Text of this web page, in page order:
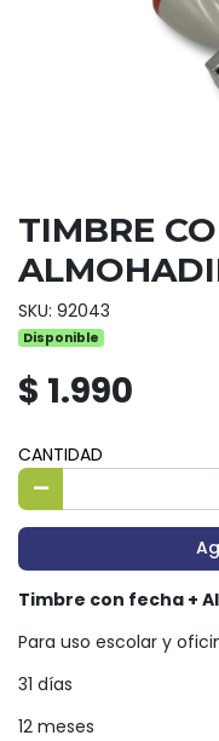
TIMBRE
SKU: 92043
Disponible
$ 1.990
CANTIDAD
Timbre con fecha +
Para uso escolar y
31 días
12 meses